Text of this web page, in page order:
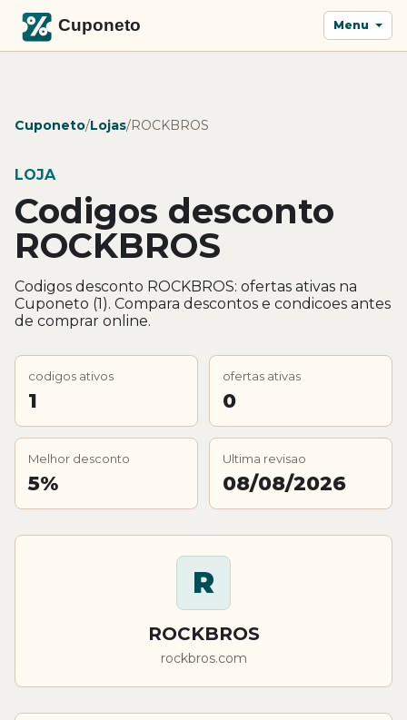
Menu
Cuponeto/Lojas/ROCKBROS
LOJA
Codigos desconto
ROCKBROS
Codigos desconto ROCKBROS: ofertas ativas na
Cuponeto (1). Compara descontos e condicoes antes
de comprar online.
codigos ativos
1
ofertas ativas
0
Melhor desconto
5%
Ultima revisao
08/08/2026
R
ROCKBROS
rockbros.com